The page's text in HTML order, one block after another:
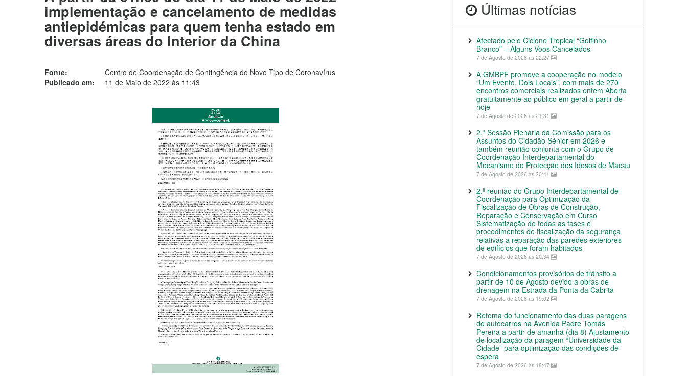
implementação e cancelamento de medidas
antiepidémicas para quem tenha estado em
diversas áreas do Interior da China
Fonte:
Centro de Coordenação de Contingência do Novo Tipo de Coronavírus
Publicado em:
11 de Maio de 2022 às 11:43
Últimas notícias
Afectado pelo Ciclone Tropical “Golfinho
Branco” – Alguns Voos Cancelados
7 de Agosto de 2026 às 22:27
A GMBPF promove a cooperação no modelo
“Um Evento, Dois Locais”, com mais de 270
encontros comerciais realizados ontem Aberta
gratuitamente ao público em geral a partir de
hoje
7 de Agosto de 2026 às 21:31
2.ª Sessão Plenária da Comissão para os
Assuntos do Cidadão Sénior em 2026 e
também reunião conjunta com o Grupo de
Coordenação Interdepartamental do
Mecanismo de Protecção dos Idosos de Macau
7 de Agosto de 2026 às 20:41
2.ª reunião do Grupo Interdepartamental de
Coordenação para Optimização da
Fiscalização de Obras de Construção,
Reparação e Conservação em Curso
Sistematização de todas as fases e
procedimentos de fiscalização da segurança
relativas a reparação das paredes exteriores
de edifícios que foram habitados
7 de Agosto de 2026 às 20:34
Condicionamentos provisórios de trânsito a
partir de 10 de Agosto devido a obras de
drenagem na Estrada da Ponta da Cabrita
7 de Agosto de 2026 às 19:02
Retoma do funcionamento das duas paragens
de autocarros na Avenida Padre Tomás
Pereira a partir de amanhã (dia 8) Ajustamento
de localização da paragem “Universidade da
Cidade” para optimização das condições de
espera
7 de Agosto de 2026 às 18:47